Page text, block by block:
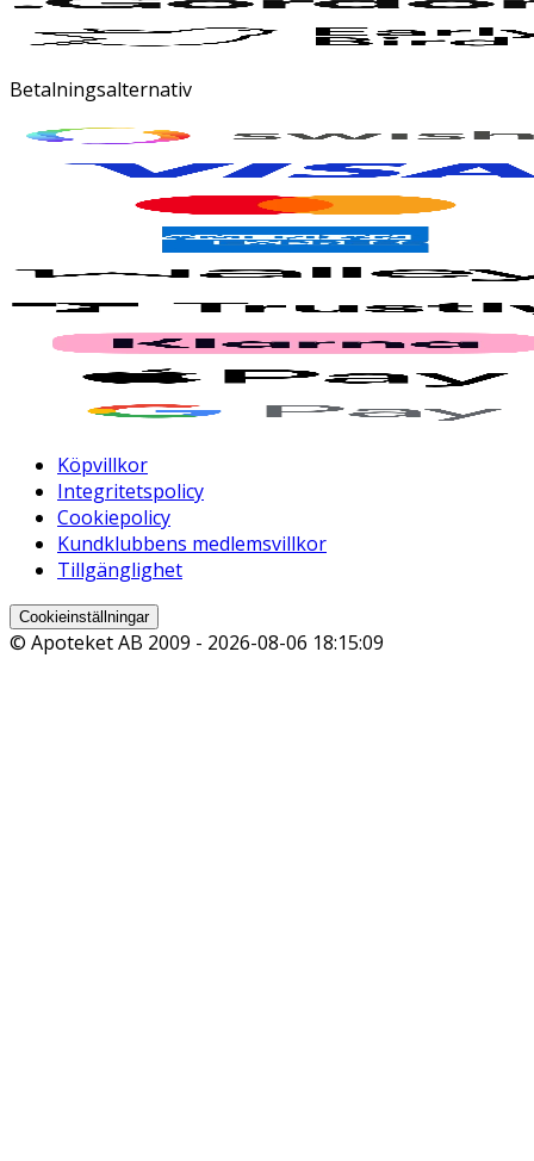
Betalningsalternativ
Köpvillkor
Integritetspolicy
Cookiepolicy
Kundklubbens medlemsvillkor
Tillgänglighet
Cookieinställningar
© Apoteket AB 2009 - 2026-08-06 18:15:09